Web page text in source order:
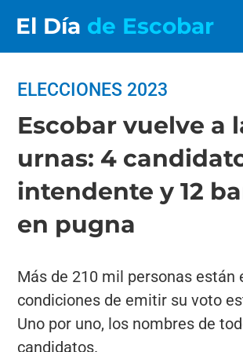
El Día de Escobar
ELECCIONES 2023
Escobar vuelve a
urnas: 4
intendente y 12
en pugna
Más de 210 mil personas están
condiciones de emitir su voto
Uno por uno, los nombres de
candidatos.